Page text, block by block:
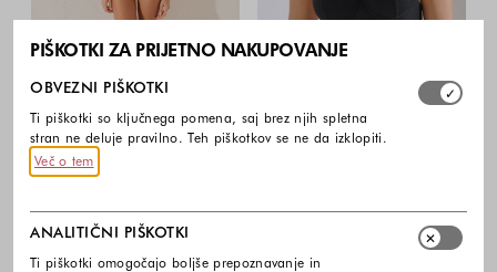
PIŠKOTKI ZA PRIJETNO NAKUPOVANJE
Izberite, katere skupine piškotkov dovolite. Obvezni
OBVEZNI PIŠKOTKI
Ti piškotki so ključnega pomena, saj brez njih spletna
stran ne deluje pravilno. Teh piškotkov se ne da izklopiti.
Več o tem
ANALITIČNI PIŠKOTKI
Ti piškotki omogočajo boljše prepoznavanje in